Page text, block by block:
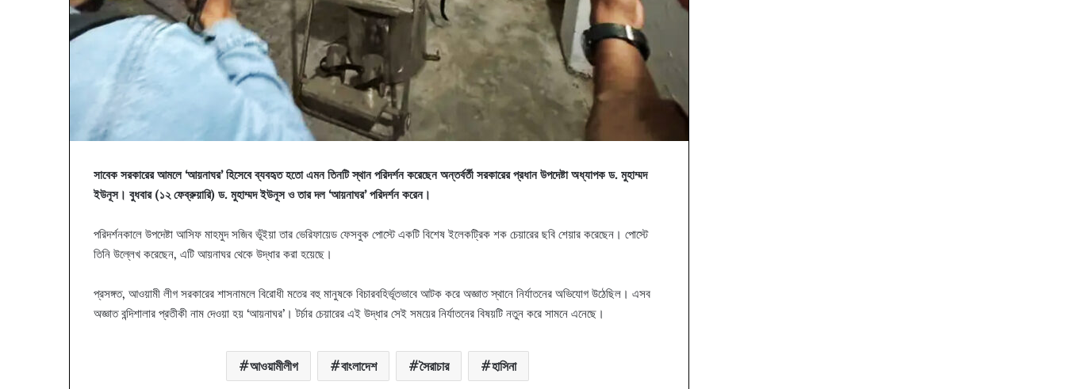
সাবেক সরকারের আমলে ‘আয়নাঘর’ হিসেবে ব্যবহৃত হতো এমন তিনটি স্থান পরিদর্শন করেছেন অন্তর্বর্তী সরকারের প্রধান উপদেষ্টা অধ্যাপক ড. মুহাম্মদ
ইউনূস। বুধবার (১২ ফেব্রুয়ারি) ড. মুহাম্মদ ইউনূস ও তার দল ‘আয়নাঘর’ পরিদর্শন করেন।
পরিদর্শনকালে উপদেষ্টা আসিফ মাহমুদ সজিব ভূঁইয়া তার ভেরিফায়েড ফেসবুক পোস্টে একটি বিশেষ ইলেকট্রিক শক চেয়ারের ছবি শেয়ার করেছেন। পোস্টে
তিনি উল্লেখ করেছেন, এটি আয়নাঘর থেকে উদ্ধার করা হয়েছে।
প্রসঙ্গত, আওয়ামী লীগ সরকারের শাসনামলে বিরোধী মতের বহু মানুষকে বিচারবহির্ভূতভাবে আটক করে অজ্ঞাত স্থানে নির্যাতনের অভিযোগ উঠেছিল। এসব
অজ্ঞাত বন্দিশালার প্রতীকী নাম দেওয়া হয় ‘আয়নাঘর’। টর্চার চেয়ারের এই উদ্ধার সেই সময়ের নির্যাতনের বিষয়টি নতুন করে সামনে এনেছে।
আওয়ামীলীগ বাংলাদেশ সৈরাচার হাসিনা